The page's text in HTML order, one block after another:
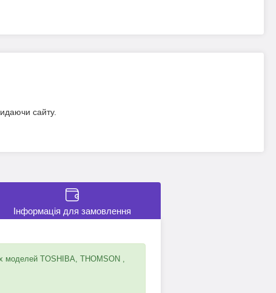
сайту.
Інформація для замовлення
моделей TOSHIBA, THOMSON ,